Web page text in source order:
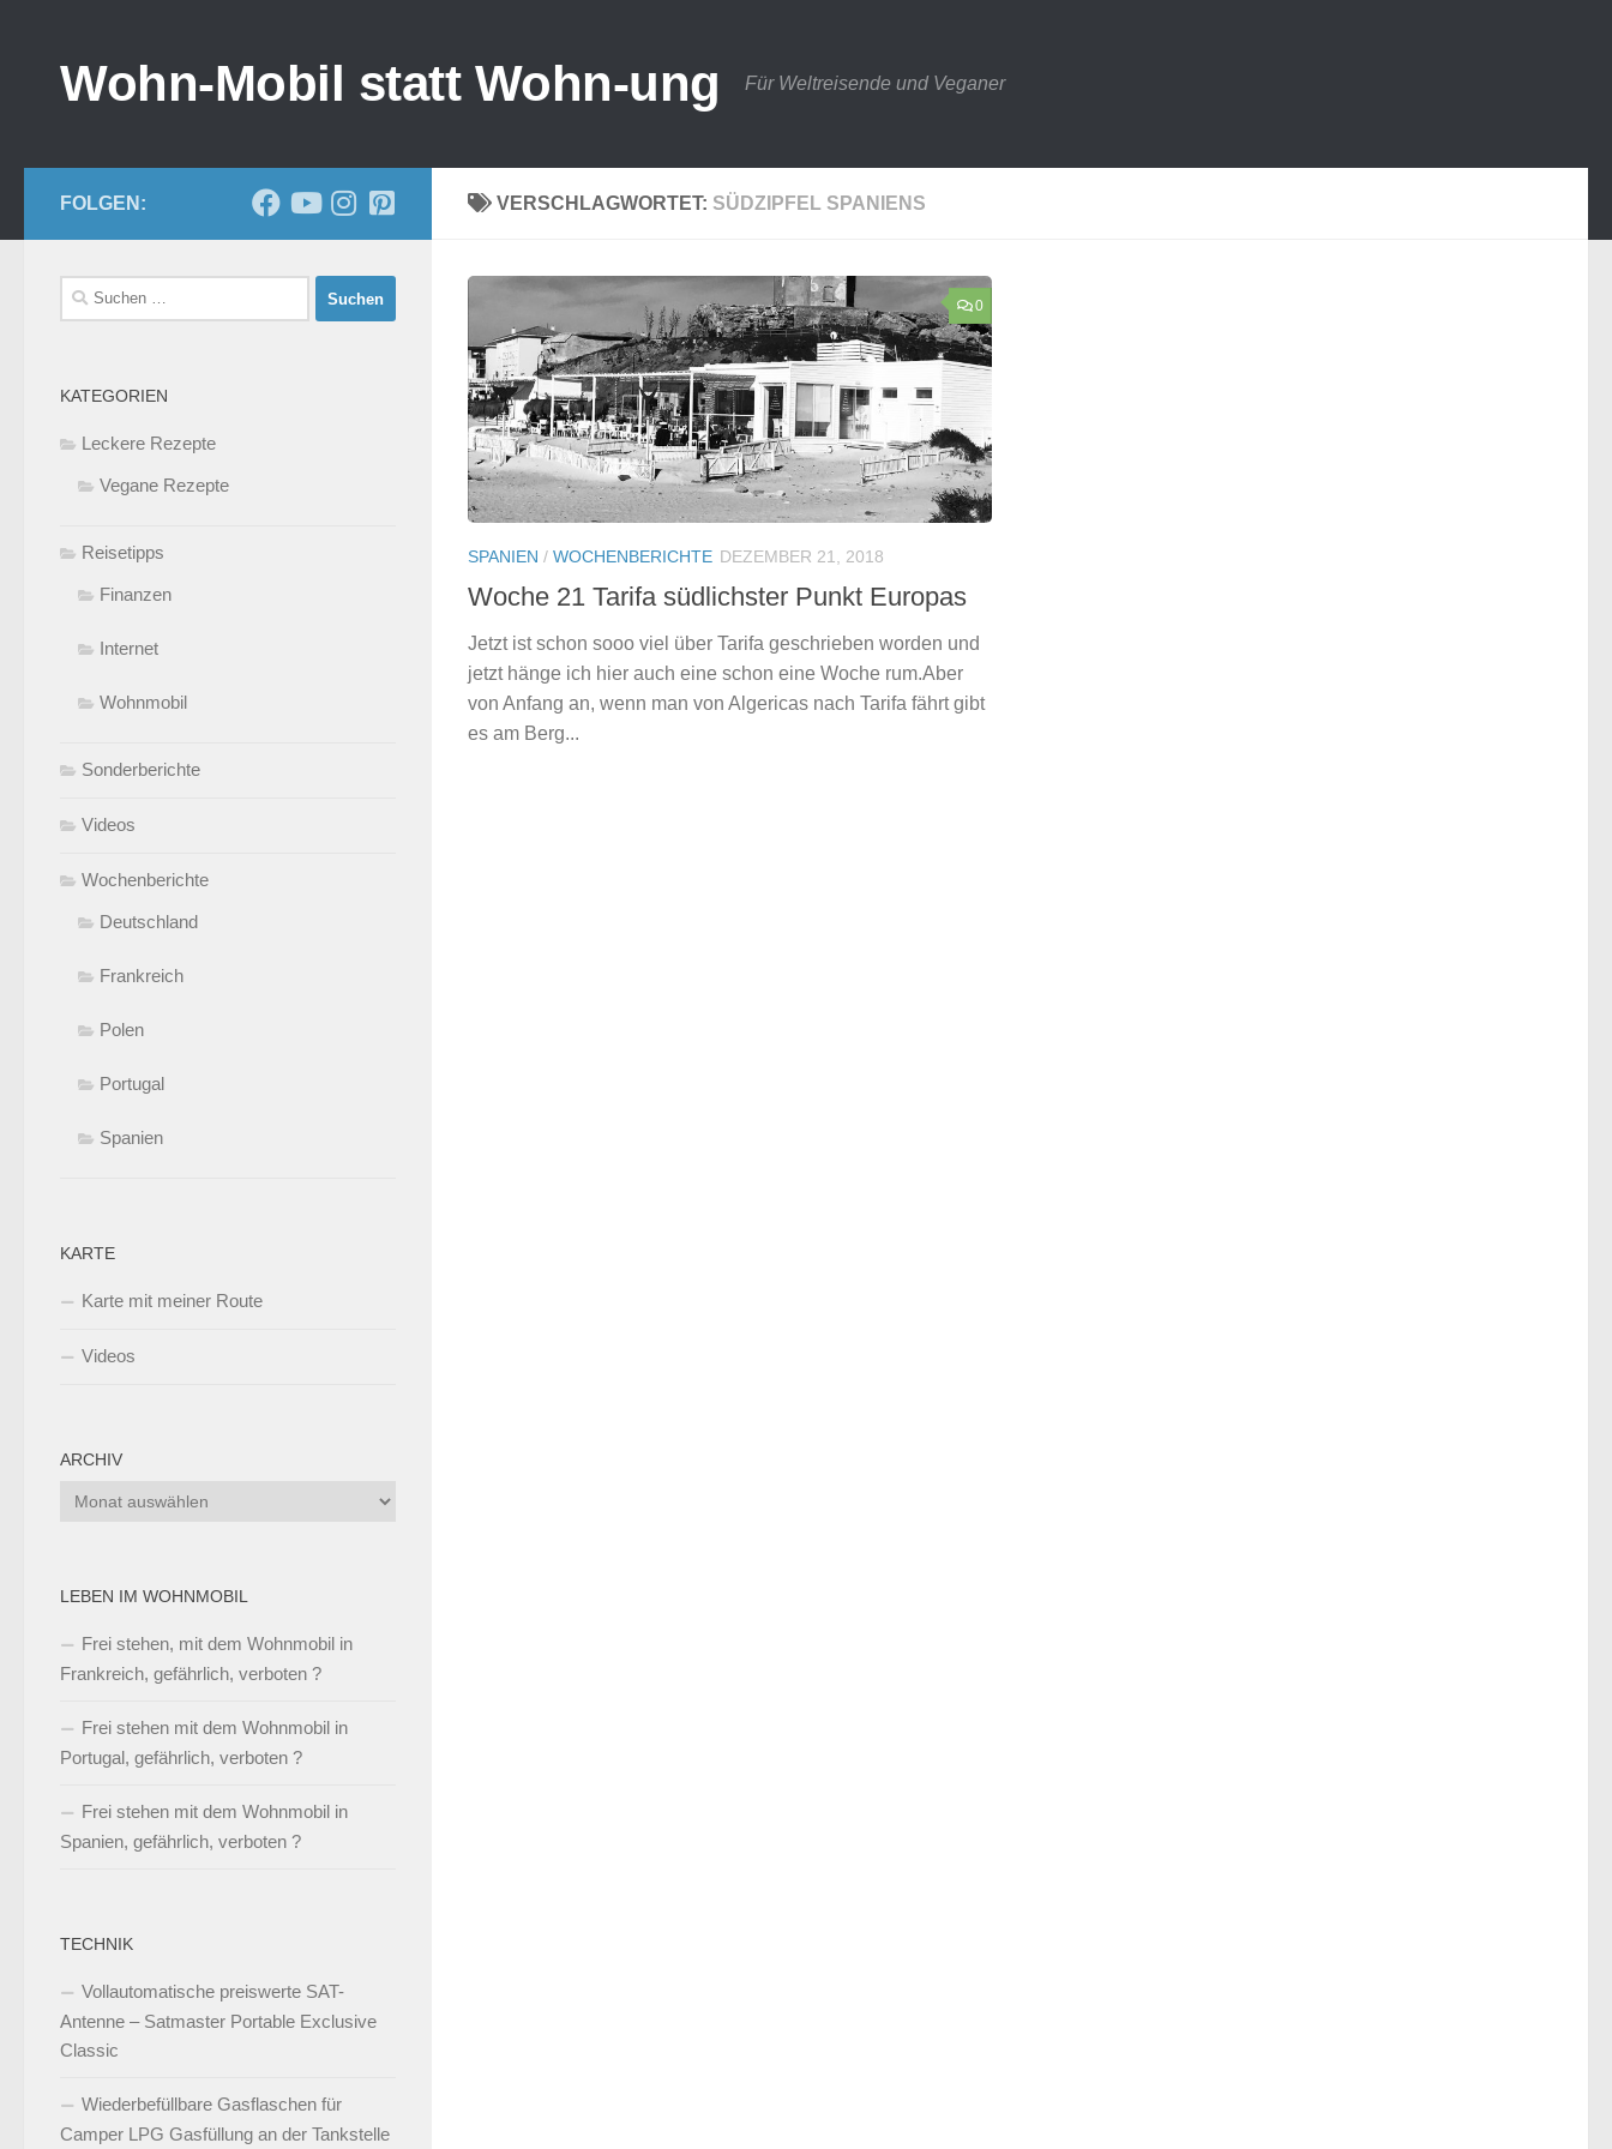
Wohn-Mobil statt Wohn-ung Für Weltreisende und Veganer
VERSCHLAGWORTET: SÜDZIPFEL SPANIENS
0
SPANIEN / WOCHENBERICHTE DEZEMBER 21, 2018
Woche 21 Tarifa südlichster Punkt Europas
Jetzt ist schon sooo viel über Tarifa geschrieben worden und
jetzt hänge ich hier auch eine schon eine Woche rum.Aber
von Anfang an, wenn man von Algericas nach Tarifa fährt gibt
es am Berg...
FOLGEN:
Suchen
nach:
KATEGORIEN
Leckere Rezepte
Vegane Rezepte
Reisetipps
Finanzen
Internet
Wohnmobil
Sonderberichte
Videos
Wochenberichte
Deutschland
Frankreich
Polen
Portugal
Spanien
KARTE
Karte mit meiner Route
Videos
ARCHIV
Archiv
LEBEN IM WOHNMOBIL
Frei stehen, mit dem Wohnmobil in
Frankreich, gefährlich, verboten ?
Frei stehen mit dem Wohnmobil in
Portugal, gefährlich, verboten ?
Frei stehen mit dem Wohnmobil in
Spanien, gefährlich, verboten ?
TECHNIK
Vollautomatische preiswerte SAT-
Antenne – Satmaster Portable Exclusive
Classic
Wiederbefüllbare Gasflaschen für
Camper LPG Gasfüllung an der Tankstelle